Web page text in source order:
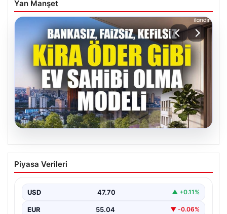
Yan Manşet
DAP Yapı’dan bir ilk! Emlak Konut
güvencesi Dap vizyonuyla kendi
Piyasa Verileri
USD 47.70 ▲ +0.11%
EUR 55.04 ▼ -0.06%